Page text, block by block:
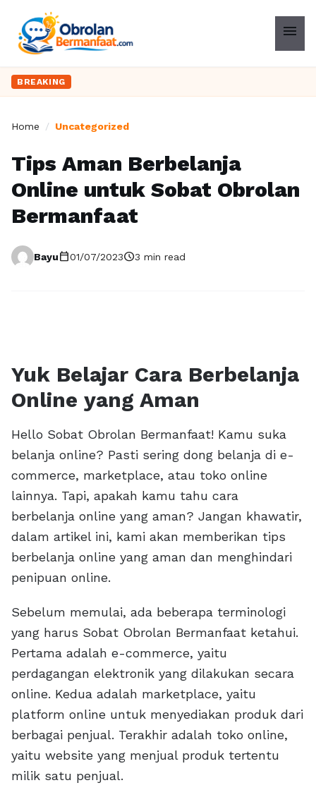
menu
BREAKING
Home / Uncategorized
Tips Aman Berbelanja
Online untuk Sobat Obrolan
Bermanfaat
Bayucalendar_today01/07/2023schedule3 min read
Yuk Belajar Cara Berbelanja
Online yang Aman
Hello Sobat Obrolan Bermanfaat! Kamu suka
belanja online? Pasti sering dong belanja di e-
commerce, marketplace, atau toko online
lainnya. Tapi, apakah kamu tahu cara
berbelanja online yang aman? Jangan khawatir,
dalam artikel ini, kami akan memberikan tips
berbelanja online yang aman dan menghindari
penipuan online.
Sebelum memulai, ada beberapa terminologi
yang harus Sobat Obrolan Bermanfaat ketahui.
Pertama adalah e-commerce, yaitu
perdagangan elektronik yang dilakukan secara
online. Kedua adalah marketplace, yaitu
platform online untuk menyediakan produk dari
berbagai penjual. Terakhir adalah toko online,
yaitu website yang menjual produk tertentu
milik satu penjual.